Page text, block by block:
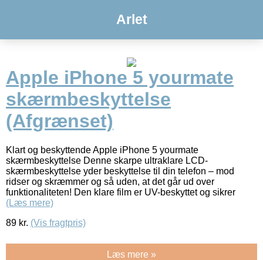
Arlet
Apple iPhone 5 yourmate
skærmbeskyttelse
(Afgrænset)
Klart og beskyttende Apple iPhone 5 yourmate
skærmbeskyttelse Denne skarpe ultraklare LCD-
skærmbeskyttelse yder beskyttelse til din telefon – mod
ridser og skræmmer og så uden, at det går ud over
funktionaliteten! Den klare film er UV-beskyttet og sikrer
(Læs mere)
89 kr. (Vis fragtpris)
Læs mere »